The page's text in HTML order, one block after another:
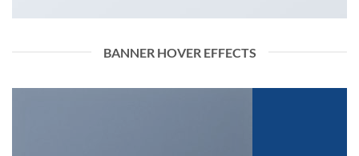
BANNER HOVER EFFECTS